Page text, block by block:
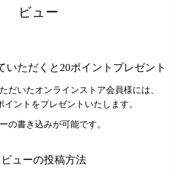
ビュー
いただくと20ポイントプレゼント
だいたオンラインストア会員様には、
イントをプレゼントいたします。
の書き込みが可能です。
ビューの投稿方法